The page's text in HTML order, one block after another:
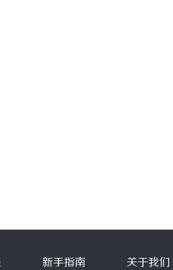
新手指南 关于我们